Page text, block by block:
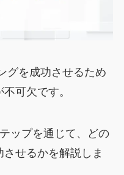
グを成功させるため
可欠です。
ップを通じて、どの
せるかを解説しま